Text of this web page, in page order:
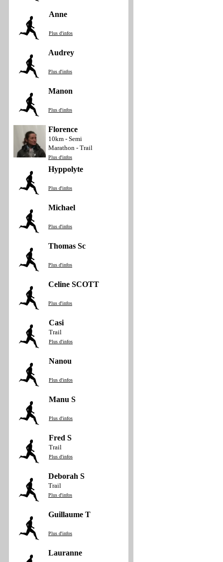
Anne
Plus d'infos
Audrey
Plus d'infos
Manon
Plus d'infos
Florence
10km - Semi
Marathon - Trail
Plus d'infos
Hyppolyte
Plus d'infos
Michael
Plus d'infos
Thomas Sc
Plus d'infos
Celine SCOTT
Plus d'infos
Casi
Trail
Plus d'infos
Nanou
Plus d'infos
Manu S
Plus d'infos
Fred S
Trail
Plus d'infos
Deborah S
Trail
Plus d'infos
Guillaume T
Plus d'infos
Lauranne